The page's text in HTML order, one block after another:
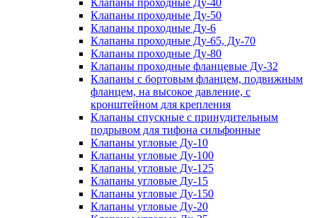
Клапаны проходные Ду-50
Клапаны проходные Ду-6
Клапаны проходные Ду-65, Ду-70
Клапаны проходные Ду-80
Клапаны проходные фланцевые Ду-32
Клапаны с бортовым фланцем, подвижным
фланцем, на высокое давление, с
кронштейном для крепления
Клапаны спускные с принудительным
подрывом для тифона сильфонные
Клапаны угловые Ду-10
Клапаны угловые Ду-100
Клапаны угловые Ду-125
Клапаны угловые Ду-15
Клапаны угловые Ду-150
Клапаны угловые Ду-20